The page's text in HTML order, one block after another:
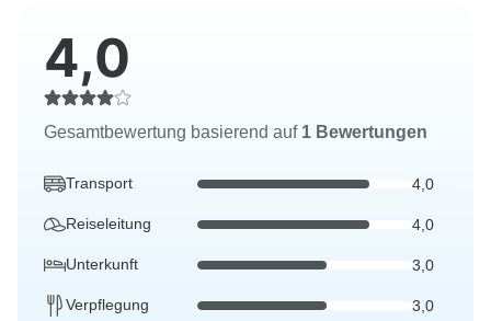
4,0
Gesamtbewertung basierend auf 1 Bewertungen
Transport 4,0
Reiseleitung 4,0
Unterkunft 3,0
Verpflegung 3,0